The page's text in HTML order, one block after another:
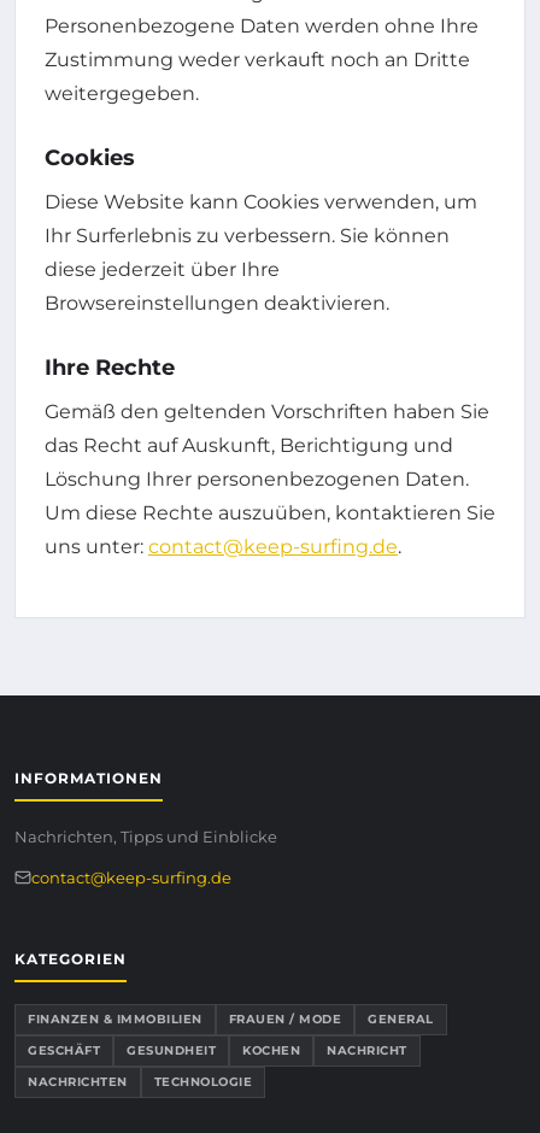
Personenbezogene Daten werden ohne Ihre
Zustimmung weder verkauft noch an Dritte
weitergegeben.
Cookies
Diese Website kann Cookies verwenden, um
Ihr Surferlebnis zu verbessern. Sie können
diese jederzeit über Ihre
Browsereinstellungen deaktivieren.
Ihre Rechte
Gemäß den geltenden Vorschriften haben Sie
das Recht auf Auskunft, Berichtigung und
Löschung Ihrer personenbezogenen Daten.
Um diese Rechte auszuüben, kontaktieren Sie
uns unter: contact@keep-surfing.de.
INFORMATIONEN
Nachrichten, Tipps und Einblicke
contact@keep-surfing.de
KATEGORIEN
FINANZEN & IMMOBILIEN FRAUEN / MODE
GENERAL
GESCHÄFT
GESUNDHEIT KOCHEN
NACHRICHT
NACHRICHTEN
TECHNOLOGIE